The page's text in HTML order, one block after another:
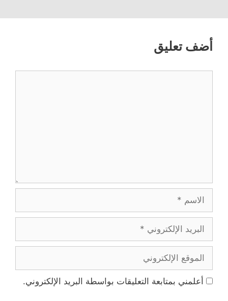
أضف تعليق
الإلكتروني
الإلكتروني
أعلمني بمتابعة التعليقات بواسطة البريد الإلكتروني.